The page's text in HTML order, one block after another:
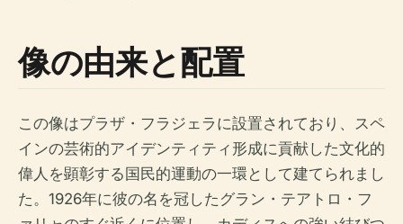
像の由来と配置
この像はプラザ・フラジェラに設置されており、スペ
インの芸術的アイデンティティ形成に貢献した文化的
偉人を顕彰する国民的運動の一環として建てられまし
た。1926年に彼の名を冠したグラン・テアトロ・フ